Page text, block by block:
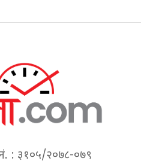
नं. : ३१०५/२०७८-०७९